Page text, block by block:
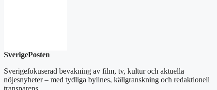
SverigePosten
Sverigefokuserad bevakning av film, tv, kultur och aktuella
nöjesnyheter – med tydliga bylines, källgranskning och redaktionell